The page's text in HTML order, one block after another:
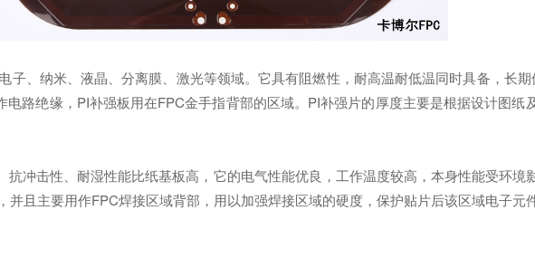
子、纳米、液晶、分离膜、激光等领域。它具有阻燃性，耐高温耐低温同时具备，
路绝缘，PI补强板用在FPC金手指背部的区域。PI补强片的厚度主要是根据设计图纸
冲击性、耐湿性能比纸基板高，它的电气性能优良，工作温度较高，本身性能受环境
且主要用作FPC焊接区域背部，用以加强焊接区域的硬度，保护贴片后该区域电子